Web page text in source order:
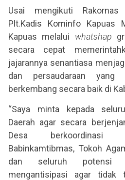
Usai mengikuti Rakornas
Plt.Kadis Kominfo Kapuas
Kapuas melalui whatshap
secara cepat
jajarannya senantiasa
dan persaudaraan
berkembang secara baik di
“Saya minta kepada
Daerah agar secara
Desa berkoordinasi
Babinkamtibmas, Tokoh
dan seluruh potensi
mengantisipasi agar tidak